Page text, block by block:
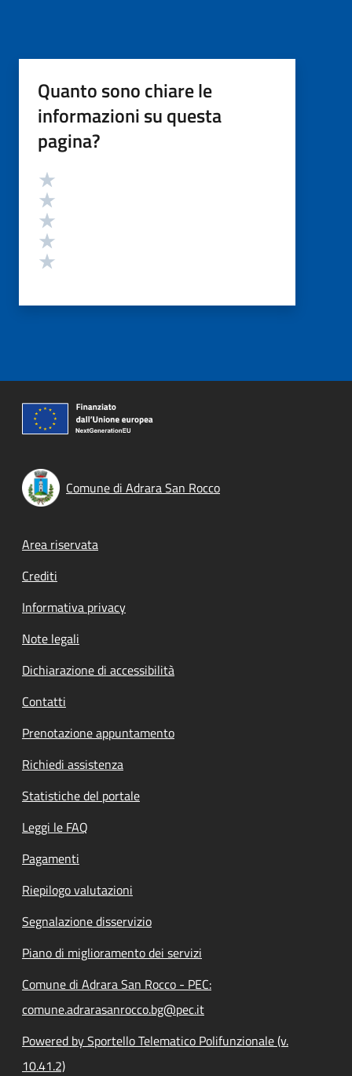
Quanto sono chiare le
informazioni su questa
pagina?
Valutazione
Comune di Adrara San Rocco
Footer menu
Area riservata
Crediti
Informativa privacy
Note legali
Dichiarazione di accessibilità
Contatti
Prenotazione appuntamento
Richiedi assistenza
Statistiche del portale
Leggi le FAQ
Pagamenti
Riepilogo valutazioni
Segnalazione disservizio
Piano di miglioramento dei servizi
Comune di Adrara San Rocco - PEC:
comune.adrarasanrocco.bg@pec.it
Powered by Sportello Telematico Polifunzionale (v.
10.41.2)